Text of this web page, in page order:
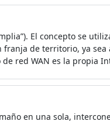
El concepto se
de territorio, ya sea
red WAN es la propia
en una sola,